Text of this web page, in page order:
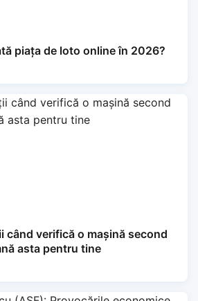
piața de loto online în 2026?
când verifică o mașină second
asta pentru tine